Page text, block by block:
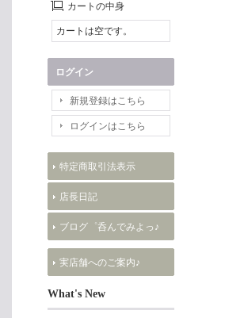
カートの中身
カートは空です。
ログイン
新規登録はこちら
ログインはこちら
特定商取引法表示
店長日記
ブログ゜呑んでみよっ♪
実店舗へのご案内♪
What's New